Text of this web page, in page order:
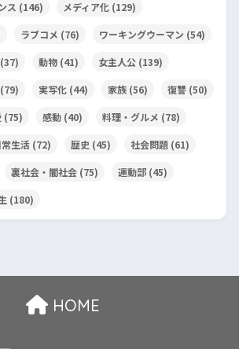
ス (146) メディア化 (129)
ラブコメ (76) ワーキングウーマン (54)
(37) 動物 (41) 女主人公 (139)
(79) 実写化 (44) 家族 (56) 復讐 (50)
(75) 感動 (40) 料理・グルメ (78)
常生活 (72) 歴史 (45) 社会問題 (61)
裏社会・闇社会 (75) 運動部 (45)
(180)
HOME